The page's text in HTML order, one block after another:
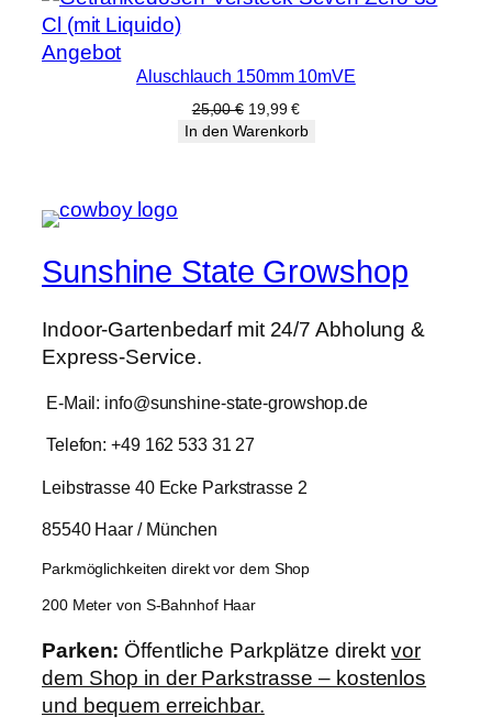
20,00 €15,99 €.
AngebotProdukt
im
Angebot
Aluschlauch 150mm 10mVE
25,00€ Ursprünglicher
Preis
19,99€Aktueller
Preis
In den Warenkorb
Sunshine State Growshop
Indoor-Gartenbedarf mit 24/7 Abholung &
Express-Service.
E-Mail: info@sunshine-state-growshop.de
Telefon: +49 162 533 31 27
Leibstrasse 40 Ecke Parkstrasse 2
85540 Haar / München
Parkmöglichkeiten direkt vor dem Shop
200 Meter von S-Bahnhof Haar
Parken: Öffentliche Parkplätze direktvor
dem Shop in der Parkstrasse – kostenlos
und bequem erreichbar.